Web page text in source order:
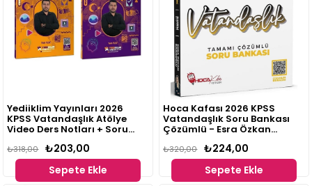
Yediiklim Yayınları 2026
KPSS Vatandaşlık Atölye
Video Ders Notları + Soru
₺203,00
₺318,00
Sepete Ekle
Hoca Kafası 2026 KPSS
Vatandaşlık Soru Bankası
Çözümlü - Esra Özkan
Yayınları₺224,00
₺320,00
Sepete Ekle